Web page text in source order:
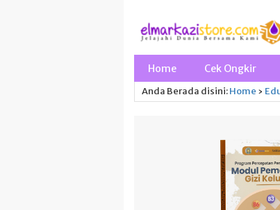
Home Cek Ongkir
Anda Berada disini: Home ›